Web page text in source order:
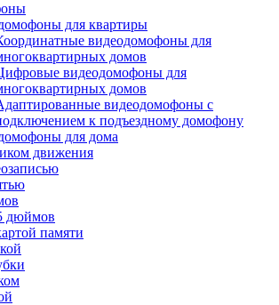
для квартиры
видеодомофоны для
домов
видеодомофоны для
домов
видеодомофоны с
к подъездному домофону
для дома
движения
дюймов
памяти